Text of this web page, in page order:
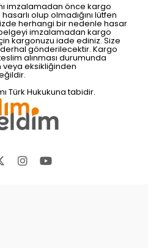
imzalamadan önce kargo
olup olmadığını lütfen
herhangi bir nedenle hasar
imzalamadan kargo
kargonuzu iade ediniz. Size
gönderilecektir. Kargo
alınması durumunda
veya eksikliğinden
Türk Hukukuna tabidir.